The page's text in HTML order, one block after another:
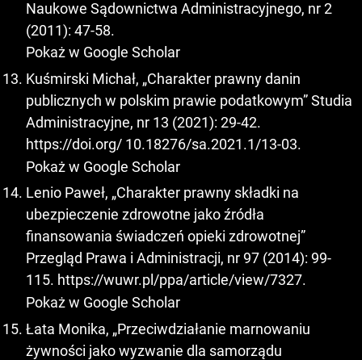
Naukowe Sądownictwa Administracyjnego, nr 2
(2011): 47-58.
Pokaż w Google Scholar
Kuśmirski Michał, „Charakter prawny danin
publicznych w polskim prawie podatkowym” Studia
Administracyjne, nr 13 (2021): 29-42.
https://doi.org/ 10.18276/sa.2021.1/13-03.
Pokaż w Google Scholar
Lenio Paweł, „Charakter prawny składki na
ubezpieczenie zdrowotne jako źródła
finansowania świadczeń opieki zdrowotnej”
Przegląd Prawa i Administracji, nr 97 (2014): 99-
115. https://wuwr.pl/ppa/article/view/7327.
Pokaż w Google Scholar
Łata Monika, „Przeciwdziałanie marnowaniu
żywności jako wyzwanie dla samorządu